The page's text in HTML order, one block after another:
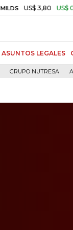
US$ 3,80 US$ 0,05
ASUNTOS LEGALES
GRUPO NUTRESA